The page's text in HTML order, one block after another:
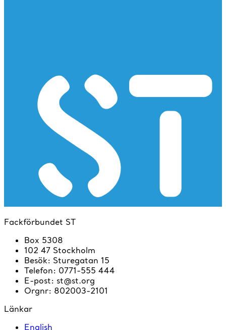
Fackförbundet ST
Box 5308
102 47 Stockholm
Besök: Sturegatan 15
Telefon: 0771-555 444
E-post: st@st.org
Orgnr: 802003-2101
Länkar
English